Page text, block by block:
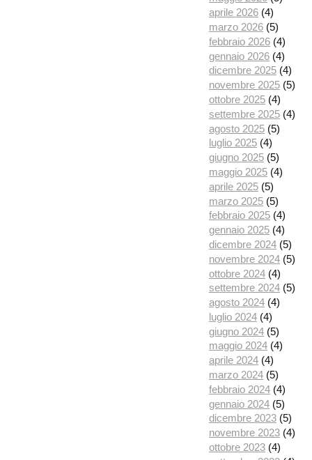
aprile 2026 (4)
marzo 2026 (5)
febbraio 2026 (4)
gennaio 2026 (4)
dicembre 2025 (4)
novembre 2025 (5)
ottobre 2025 (4)
settembre 2025 (4)
agosto 2025 (5)
luglio 2025 (4)
giugno 2025 (5)
maggio 2025 (4)
aprile 2025 (5)
marzo 2025 (5)
febbraio 2025 (4)
gennaio 2025 (4)
dicembre 2024 (5)
novembre 2024 (5)
ottobre 2024 (4)
settembre 2024 (5)
agosto 2024 (4)
luglio 2024 (4)
giugno 2024 (5)
maggio 2024 (4)
aprile 2024 (4)
marzo 2024 (5)
febbraio 2024 (4)
gennaio 2024 (5)
dicembre 2023 (5)
novembre 2023 (4)
ottobre 2023 (4)